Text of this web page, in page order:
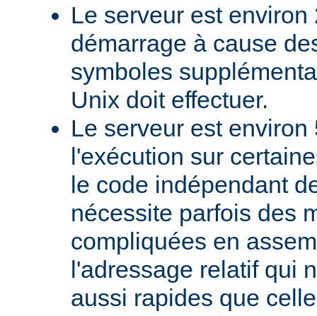
Le serveur est
démarrage à cause
symboles
Unix doit effectuer.
Le serveur est environ
l'exécution sur
le code indépendant
nécessite parfois des
compliquées en
l'adressage relatif qui
aussi rapides que